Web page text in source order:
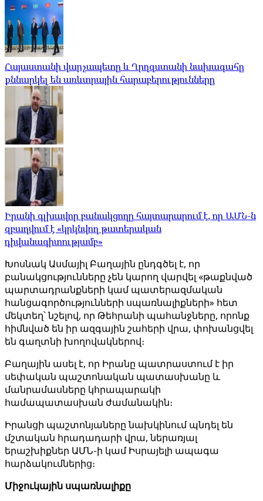
Հայաստանի վարչապետը և Ղրղզստանի նախագահը
քննարկել են առևտրային հարաբերությունները
Իրանի գլխավոր բանակցողը հայտարարում է, որ ԱՄՆ-ն
զբաղվում է «կրկնվող թատերական
դիվանագիտությամբ»
Խոսնակ Ասմայիլ Բաղային ընդգծել է, որ
բանակցությունները չեն կարող վարվել «թաքնված
պարտադրանքների կամ պատերազմական
հանցագործությունների սպառնալիքների» հետ
մեկտեղ՝ նշելով, որ Թեհրանի պահանջները, որոնք
հիմնված են իր ազգային շահերի վրա, փոխանցվել
են գաղտնի խողովակներով։
Բաղային ասել է, որ Իրանը պատրաստում է իր
սեփական պաշտոնական պատասխանը և
մանրամասները կհրապարակի
համապատասխան ժամանակին։
Իրանցի պաշտոնյաները նախկինում պնդել են
մշտական ​​հրադադարի վրա, ներառյալ
երաշխիքներ ԱՄՆ-ի կամ Իսրայելի ապագա
հարձակումներից։
Միջուկային սպառնալիքը